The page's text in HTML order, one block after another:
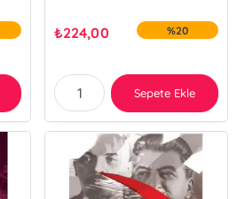
₺224,00 %20
Sepete Ekle